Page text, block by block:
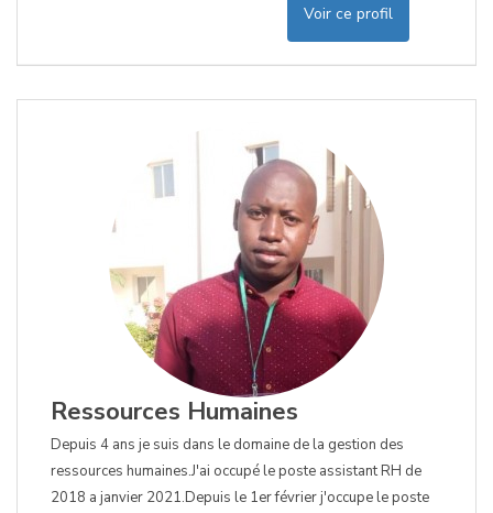
Voir ce profil
Ressources Humaines
Depuis 4 ans je suis dans le domaine de la gestion des
ressources humaines.J'ai occupé le poste assistant RH de
2018 a janvier 2021.Depuis le 1er février j'occupe le poste